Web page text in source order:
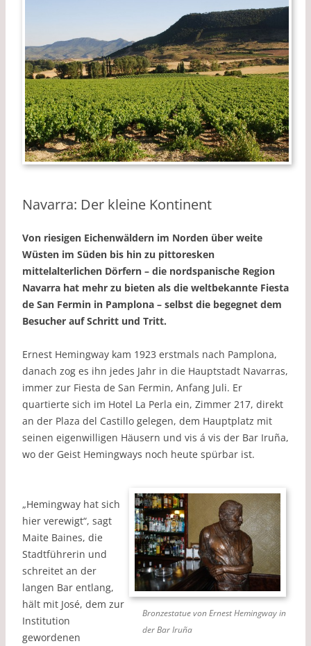
Navarra: Der kleine Kontinent
Von riesigen Eichenwäldern im Norden über weite
Wüsten im Süden bis hin zu pittoresken
mittelalterlichen Dörfern – die nordspanische Region
Navarra hat mehr zu bieten als die weltbekannte Fiesta
de San Fermin in Pamplona – selbst die begegnet dem
Besucher auf Schritt und Tritt.
Ernest Hemingway kam 1923 erstmals nach Pamplona,
danach zog es ihn jedes Jahr in die Hauptstadt Navarras,
immer zur Fiesta de San Fermin, Anfang Juli. Er
quartierte sich im Hotel La Perla ein, Zimmer 217, direkt
an der Plaza del Castillo gelegen, dem Hauptplatz mit
seinen eigenwilligen Häusern und vis á vis der Bar Iruña,
wo der Geist Hemingways noch heute spürbar ist.
Bronzestatue von Ernest Hemingway in
der Bar Iruña
„Hemingway hat sich
hier verewigt“, sagt
Maite Baines, die
Stadtführerin und
schreitet an der
langen Bar entlang,
hält mit José, dem zur
Institution
gewordenen